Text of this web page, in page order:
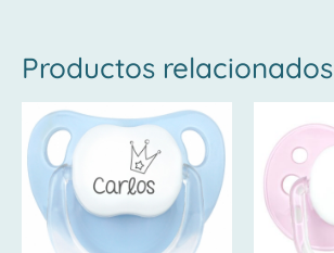
Productos relacionados